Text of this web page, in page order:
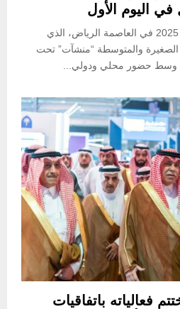
انطلقت فعاليات ملتقى بيبان 2025 في العاصمة الرياض، الذي
الصغيرة والمتوسطة “منشآت” تحت
وسط حضور محلي ودولي...
بيبان 2025 يختتم فعالياته باتفاقيات